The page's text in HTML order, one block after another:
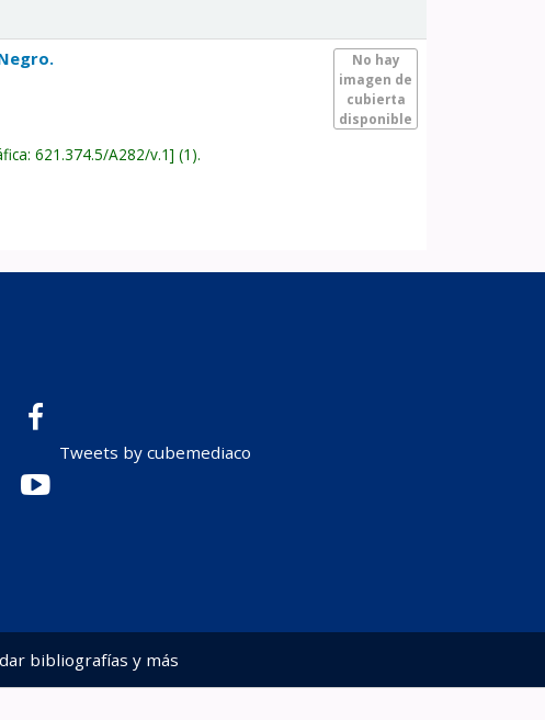
No hay
imagen de
cubierta
disponible
621.374.5/A282/v.1 (1).
Tweets by cubemediaco
bibliografías y más